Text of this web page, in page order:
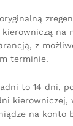
na
z
terminie.
to 14 dni,
kierowniczej,
na konto